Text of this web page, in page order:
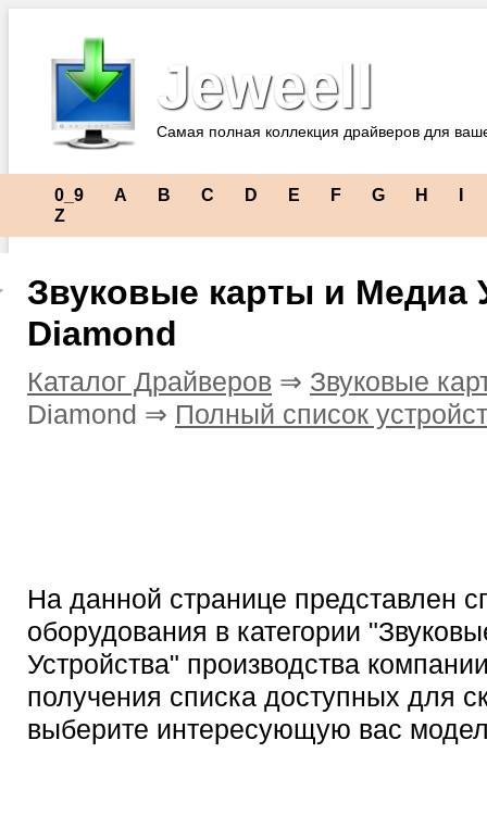
Jeweell
Самая полная коллекция драйверов для
0_9 A B C D E F G H
Z
Звуковые карты и Медиа
Diamond
Каталог Драйверов ⇒ Звуковые
Diamond ⇒ Полный список
На данной странице представлен
оборудования в категории
Устройства" производства
получения списка доступных для
выберите интересующую вас